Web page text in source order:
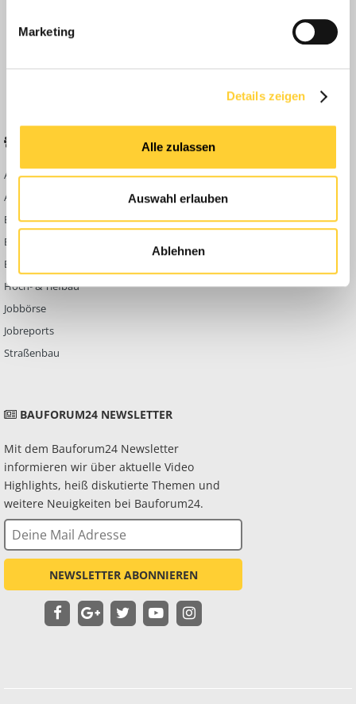
Marketing
Details zeigen
Alle zulassen
Auswahl erlauben
Ablehnen
Abbruch
Ausbildung & Beruf
Bau Allgemein
Baumaschinen
Berg- & Tagebau
Hoch- & Tiefbau
Jobbörse
Jobreports
Straßenbau
KONTAKT
Werben auf
Bauforum24
Datenschutzerklärung
BAUFORUM24 NEWSLETTER
Mit dem Bauforum24 Newsletter
informieren wir über aktuelle Video
Highlights, heiß diskutierte Themen und
weitere Neuigkeiten bei Bauforum24.
NEWSLETTER ABONNIEREN